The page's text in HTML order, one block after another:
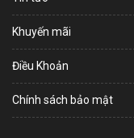
Khuyến mãi
Điều Khoản
Chính sách bảo mật